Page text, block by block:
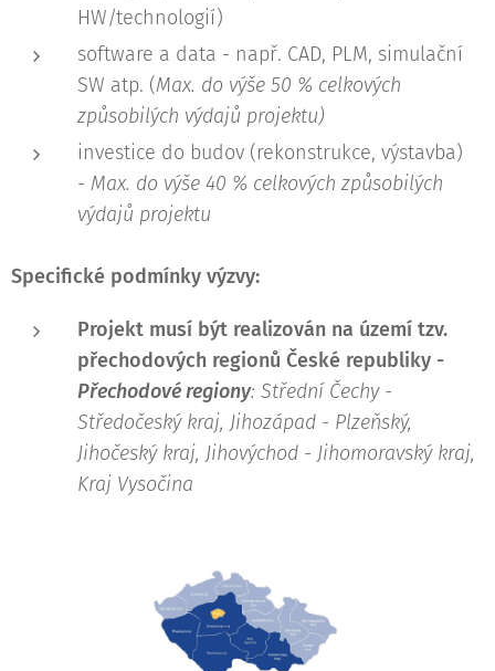
HW/technologií)
software a data - např. CAD, PLM, simulační
SW atp. (Max. do výše 50 % celkových
způsobilých výdajů projektu)
investice do budov (rekonstrukce, výstavba)
- Max. do výše 40 % celkových způsobilých
výdajů projektu
Specifické podmínky výzvy:
Projekt musí být realizován na území tzv.
přechodových regionů České republiky -
Přechodové regiony: Střední Čechy -
Středočeský kraj, Jihozápad - Plzeňský,
Jihočeský kraj, Jihovýchod - Jihomoravský kraj,
Kraj Vysočina